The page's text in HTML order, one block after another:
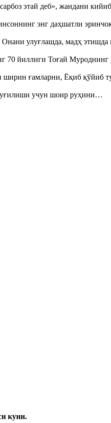
этай деб», жандани
энг даҳшатли
Онани улуғлашда, мадҳ
70 йиллиги Тоғай
ширин ғамларни, Ёқиб
учун шоир руҳини…
куни.